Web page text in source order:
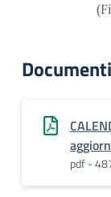
Documenti
pdf -